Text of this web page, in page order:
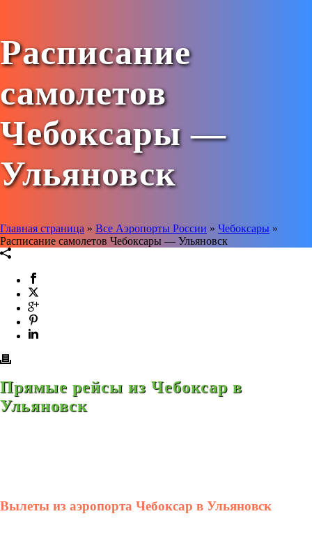
Расписание
самолетов
Чебоксары —
Ульяновск
Главная страница » Все Аэропорты России » Чебоксары »
Расписание самолетов Чебоксары — Ульяновск
Прямые рейсы из Чебоксар в
Ульяновск
Вылеты из аэропорта Чебоксар в Ульяновск